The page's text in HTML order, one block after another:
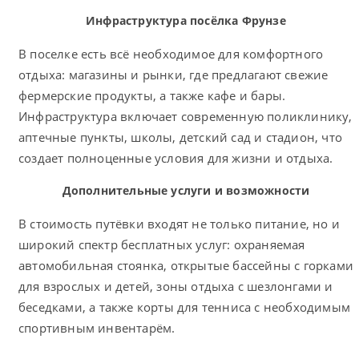
Инфраструктура посёлка Фрунзе
В поселке есть всё необходимое для комфортного
отдыха: магазины и рынки, где предлагают свежие
фермерские продукты, а также кафе и бары.
Инфраструктура включает современную поликлинику,
аптечные пункты, школы, детский сад и стадион, что
создает полноценные условия для жизни и отдыха.
Дополнительные услуги и возможности
В стоимость путёвки входят не только питание, но и
широкий спектр бесплатных услуг: охраняемая
автомобильная стоянка, открытые бассейны с горками
для взрослых и детей, зоны отдыха с шезлонгами и
беседками, а также корты для тенниса с необходимым
спортивным инвентарём.